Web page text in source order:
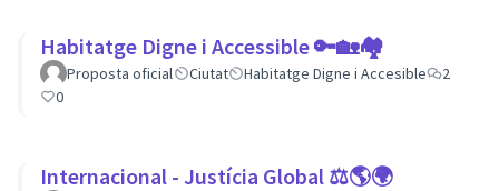
Habitatge Digne i Accessible 🔑🏡🏘
Proposta oficial Ciutat Habitatge Digne i Accesible
2
0
Internacional - Justícia Global ⚖️🌎🌍